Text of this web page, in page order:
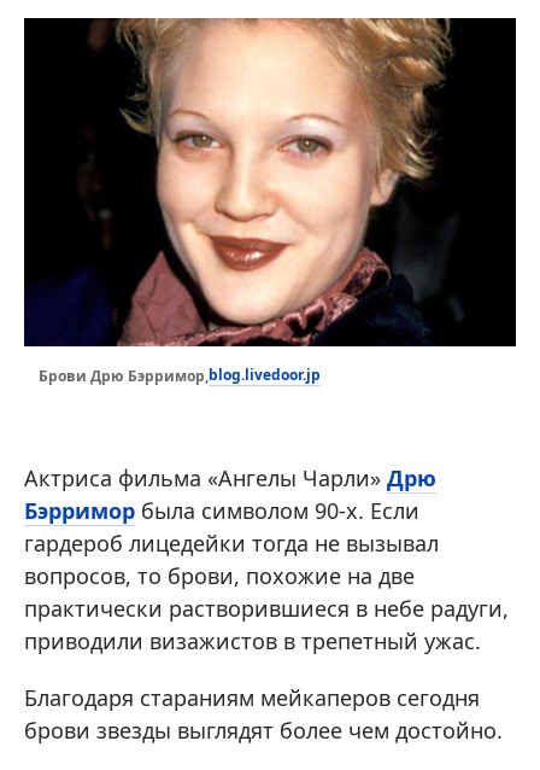
Брови Дрю Бэрримор,blog.livedoor.jp
Актриса фильма «Ангелы Чарли» Дрю
Бэрримор была символом 90-х. Если
гардероб лицедейки тогда не вызывал
вопросов, то брови, похожие на две
практически растворившиеся в небе радуги,
приводили визажистов в трепетный ужас.
Благодаря стараниям мейкаперов сегодня
брови звезды выглядят более чем достойно.